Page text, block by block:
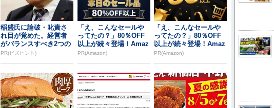
稲盛氏に論破・叱責さ
れ目が覚めた。経営者
がバランスすべき2つの
背反
PR(ビズヒント)
「え、こんなセールや
ってたの？」80％OFF
以上が続々登場！Amaz
onの本気が...
PR(Amazon)
「え、こんなセールや
ってたの？」80％OFF
以上が続々登場！Amaz
onの本気が...
PR(Amazon)